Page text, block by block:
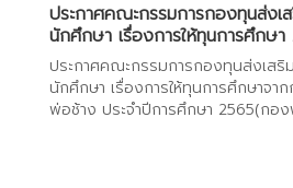
ประกาศคณะกรรมการกองทุนส่งเ
นักศึกษา เรื่องการให้ทุนการศึกษา
ประกาศคณะกรรมการกองทุนส่งเส
นักศึกษา เรื่องการให้ทุนการศึกษาจา
พ่อช้าง ประจำปีการศึกษา 2565(ก